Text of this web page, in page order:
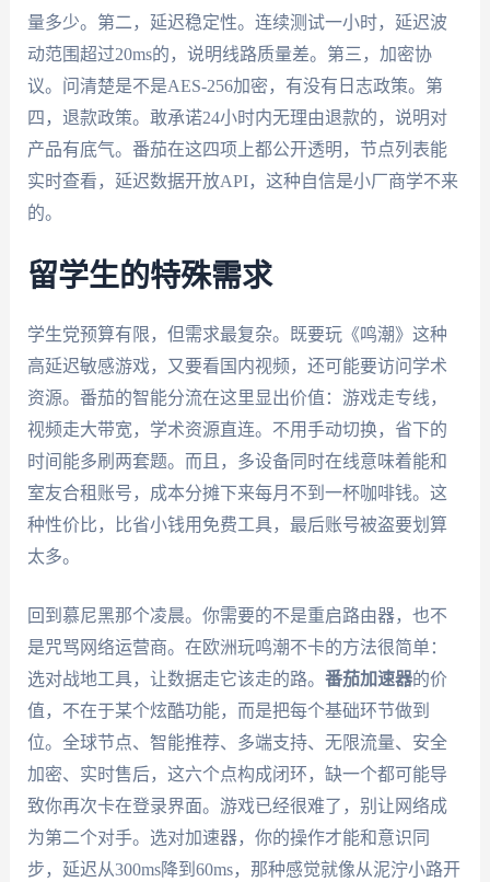
量多少。第二，延迟稳定性。连续测试一小时，延迟波
动范围超过20ms的，说明线路质量差。第三，加密协
议。问清楚是不是AES-256加密，有没有日志政策。第
四，退款政策。敢承诺24小时内无理由退款的，说明对
产品有底气。番茄在这四项上都公开透明，节点列表能
实时查看，延迟数据开放API，这种自信是小厂商学不来
的。
留学生的特殊需求
学生党预算有限，但需求最复杂。既要玩《鸣潮》这种
高延迟敏感游戏，又要看国内视频，还可能要访问学术
资源。番茄的智能分流在这里显出价值：游戏走专线，
视频走大带宽，学术资源直连。不用手动切换，省下的
时间能多刷两套题。而且，多设备同时在线意味着能和
室友合租账号，成本分摊下来每月不到一杯咖啡钱。这
种性价比，比省小钱用免费工具，最后账号被盗要划算
太多。
回到慕尼黑那个凌晨。你需要的不是重启路由器，也不
是咒骂网络运营商。在欧洲玩鸣潮不卡的方法很简单：
选对战地工具，让数据走它该走的路。 番茄加速器的价
值，不在于某个炫酷功能，而是把每个基础环节做到
位。全球节点、智能推荐、多端支持、无限流量、安全
加密、实时售后，这六个点构成闭环，缺一个都可能导
致你再次卡在登录界面。游戏已经很难了，别让网络成
为第二个对手。选对加速器，你的操作才能和意识同
步，延迟从300ms降到60ms，那种感觉就像从泥泞小路开